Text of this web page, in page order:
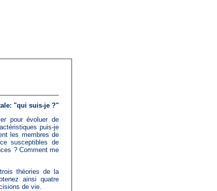
"qui suis-je ?"
pour évoluer de
puis-je
les membres de
susceptibles de
? Comment me
théories de la
ainsi quatre
de vie.